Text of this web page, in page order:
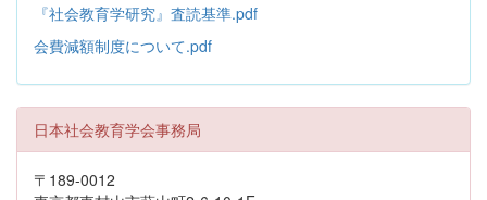
『社会教育学研究』査読基準.pdf
会費減額制度について.pdf
日本社会教育学会事務局
〒189-0012